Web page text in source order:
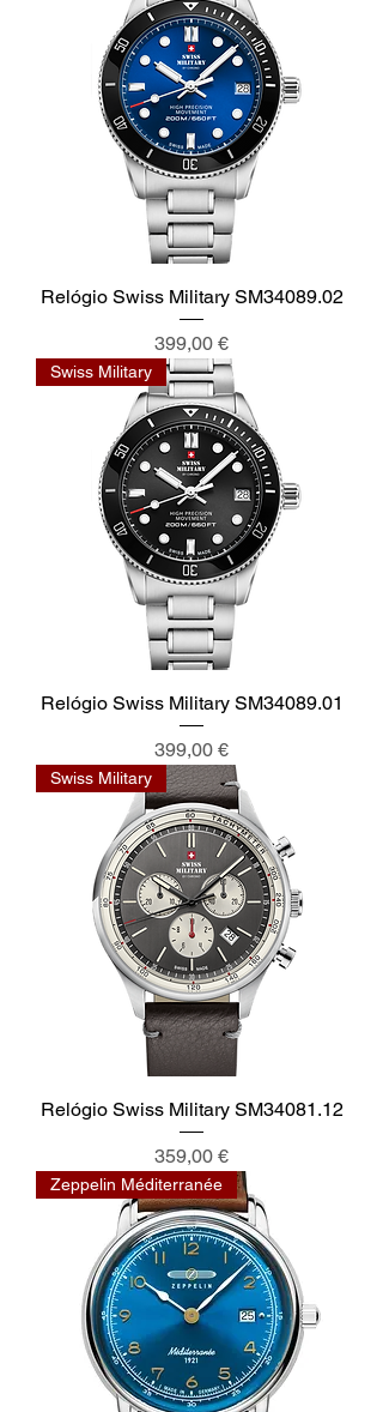
Relógio Swiss Military SM34089.02
Preço
399,00 €
Swiss Military
Relógio Swiss Military SM34089.01
Preço
399,00 €
Swiss Military
Relógio Swiss Military SM34081.12
Preço
359,00 €
Zeppelin Méditerranée